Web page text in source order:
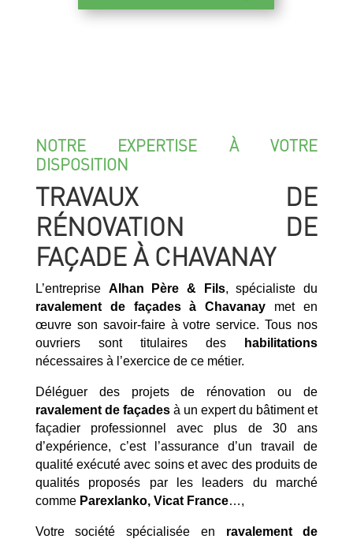
NOTRE EXPERTISE À VOTRE
DISPOSITION
TRAVAUX DE
RÉNOVATION DE
FAÇADE À CHAVANAY
L’entreprise Alhan Père & Fils, spécialiste du
ravalement de façades à Chavanay met en
œuvre son savoir-faire à votre service. Tous nos
ouvriers sont titulaires des
habilitations
nécessaires à l’exercice de ce métier.
Déléguer des projets de rénovation ou de
ravalement de façadesà un expert du bâtiment et
façadier professionnel avec plus de 30 ans
d’expérience, c’est l’assurance d’un travail de
qualité exécuté avec soins et avec des produits de
qualités proposés par les leaders du marché
comme Parexlanko, Vicat France…,
Votre société spécialisée en ravalement de